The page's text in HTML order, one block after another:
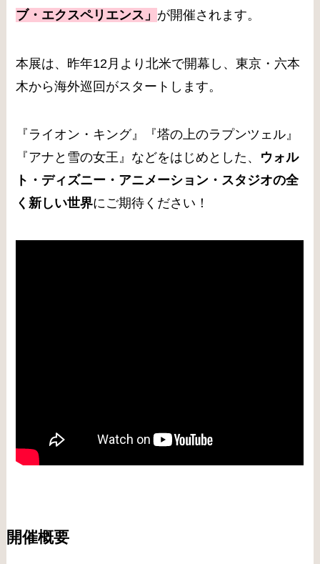
ブ・エクスペリエンス」 が開催されます。
本展は、昨年12月より北米で開幕し、東京・六本
木から海外巡回がスタートします。
『ライオン・キング』『塔の上のラプンツェル』
『アナと雪の女王』などをはじめとした、 ウォル
ト・ディズニー・アニメーション・スタジオの全
く新しい世界にご期待ください！
開催概要